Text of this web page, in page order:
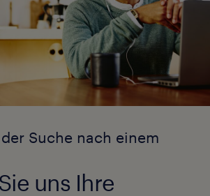
Suche nach einem
uns Ihre